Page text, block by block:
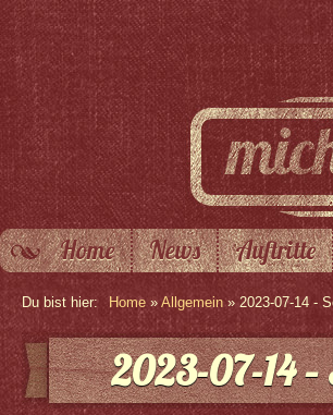
Home News Auftritte
Du bist hier: Home » Allgemein» 2023-07-14 -
2023-07-14